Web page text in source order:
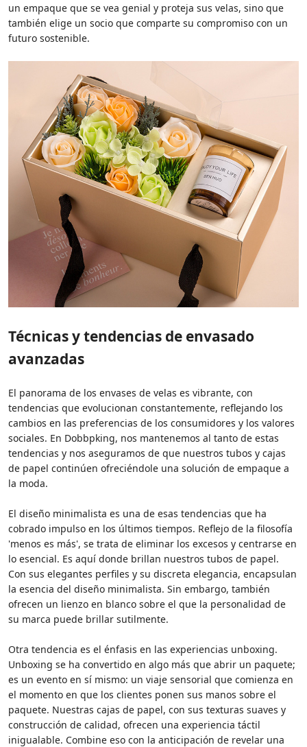
un empaque que se vea genial y proteja sus velas, sino que
también elige un socio que comparte su compromiso con un
futuro sostenible.
Técnicas y tendencias de envasado
avanzadas
El panorama de los envases de velas es vibrante, con
tendencias que evolucionan constantemente, reflejando los
cambios en las preferencias de los consumidores y los valores
sociales. En Dobbpking, nos mantenemos al tanto de estas
tendencias y nos aseguramos de que nuestros tubos y cajas
de papel continúen ofreciéndole una solución de empaque a
la moda.
El diseño minimalista es una de esas tendencias que ha
cobrado impulso en los últimos tiempos. Reflejo de la filosofía
'menos es más', se trata de eliminar los excesos y centrarse en
lo esencial. Es aquí donde brillan nuestros tubos de papel.
Con sus elegantes perfiles y su discreta elegancia, encapsulan
la esencia del diseño minimalista. Sin embargo, también
ofrecen un lienzo en blanco sobre el que la personalidad de
su marca puede brillar sutilmente.
Otra tendencia es el énfasis en las experiencias unboxing.
Unboxing se ha convertido en algo más que abrir un paquete;
es un evento en sí mismo: un viaje sensorial que comienza en
el momento en que los clientes ponen sus manos sobre el
paquete. Nuestras cajas de papel, con sus texturas suaves y
construcción de calidad, ofrecen una experiencia táctil
inigualable. Combine eso con la anticipación de revelar una